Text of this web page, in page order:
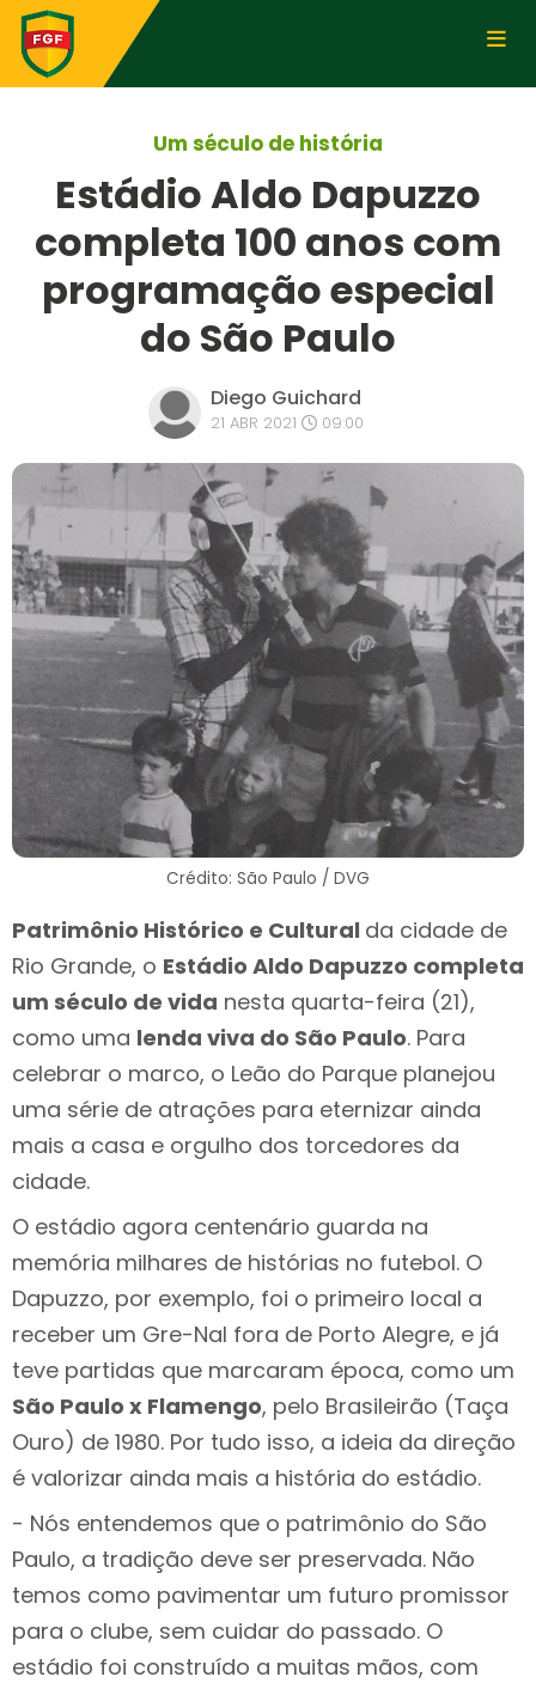
Um século de história
Estádio Aldo Dapuzzo
completa 100 anos com
programação especial
do São Paulo
Diego Guichard
21 ABR 2021 09:00
Crédito: São Paulo / DVG
Patrimônio Histórico e Cultural da cidade de
Rio Grande, o Estádio Aldo Dapuzzo completa
um século de vida nesta quarta-feira (21),
como uma lenda viva do São Paulo. Para
celebrar o marco, o Leão do Parque planejou
uma série de atrações para eternizar ainda
mais a casa e orgulho dos torcedores da
cidade.
O estádio agora centenário guarda na
memória milhares de histórias no futebol. O
Dapuzzo, por exemplo, foi o primeiro local a
receber um Gre-Nal fora de Porto Alegre, e já
teve partidas que marcaram época, como um
São Paulo x Flamengo, pelo Brasileirão (Taça
Ouro) de 1980. Por tudo isso, a ideia da direção
é valorizar ainda mais a história do estádio.
- Nós entendemos que o patrimônio do São
Paulo, a tradição deve ser preservada. Não
temos como pavimentar um futuro promissor
para o clube, sem cuidar do passado. O
estádio foi construído a muitas mãos, com